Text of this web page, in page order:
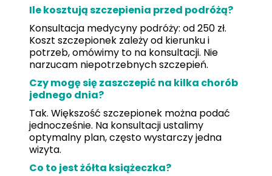
Ile kosztują szczepienia przed podróżą?
Konsultacja medycyny podróży: od 250 zł.
Koszt szczepionek zależy od kierunku i
potrzeb, omówimy to na konsultacji. Nie
narzucam niepotrzebnych szczepień.
Czy mogę się zaszczepić na kilka chorób
jednego dnia?
Tak. Większość szczepionek można podać
jednocześnie. Na konsultacji ustalimy
optymalny plan, często wystarczy jedna
wizyta.
Co to jest żółta książeczka?